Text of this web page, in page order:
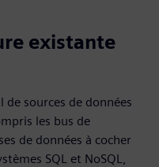
existante
de sources de données
les bus de
de données à cocher
SQL et NoSQL,